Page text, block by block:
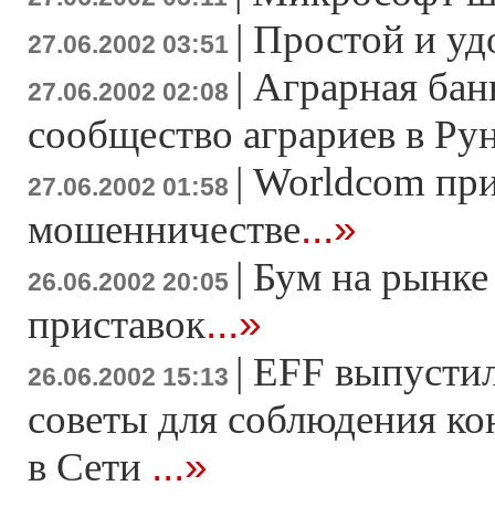
27.06.2002 03:51 | Простой и
27.06.2002 02:08 | Аграрная
сообщество аграриев в
27.06.2002 01:58 | Worldcom
мошенничестве...»
26.06.2002 20:05 | Бум на
приставок...»
26.06.2002 15:13 | EFF
советы для соблюдения
в Сети ...»